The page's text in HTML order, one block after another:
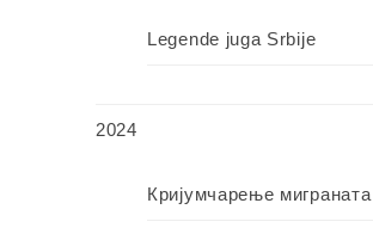
Legende juga Srbije
2024
Кријумчарење миграната